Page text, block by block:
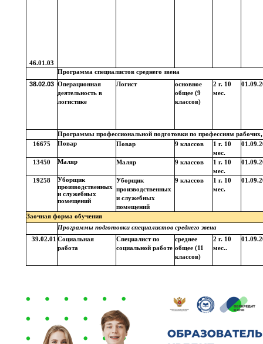
46.01.03
Программа специалистов среднего звена
38.02.03 Операционная
деятельность в
логистике
Логист
основное
общее (9
классов)
2 г. 10
мес.
Программы профессиональной подготовки по профессиям
16675
Повар Повар 9 классов
1 г. 10
мес.
13450 Маляр Маляр 9 классов
1 г. 10
мес.
19258
Уборщик
производственных
и служебных
помещений
Уборщик
производственных
и служебных
помещений
9 классов
1 г. 10
мес.
Заочная форма обучения
Программы подготовки специалистов среднего звена
39.02.01 Социальная
работа
Специалист по
социальной работе
среднее
общее (11
классов)
2 г. 10
мес..